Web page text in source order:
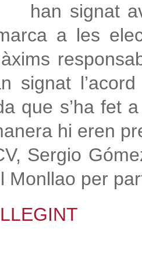
han signat
a les
signat
que s’ha fet
hi eren
Sergio
Monllao per